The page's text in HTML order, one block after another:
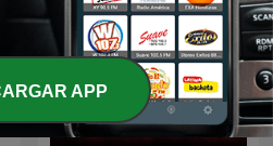
APP